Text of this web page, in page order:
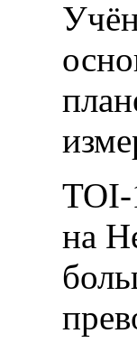
TOI-
на